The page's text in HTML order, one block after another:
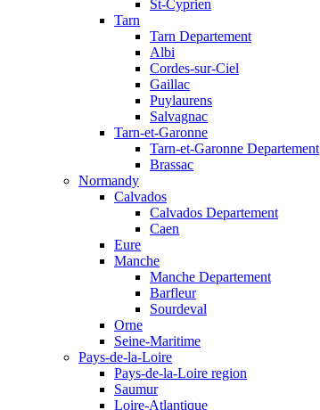
St-Cyprien
Tarn
Tarn Departement
Albi
Cordes-sur-Ciel
Gaillac
Puylaurens
Salvagnac
Tarn-et-Garonne
Tarn-et-Garonne Departement
Brassac
Normandy
Calvados
Calvados Departement
Caen
Eure
Manche
Manche Departement
Barfleur
Sourdeval
Orne
Seine-Maritime
Pays-de-la-Loire
Pays-de-la-Loire region
Saumur
Loire-Atlantique